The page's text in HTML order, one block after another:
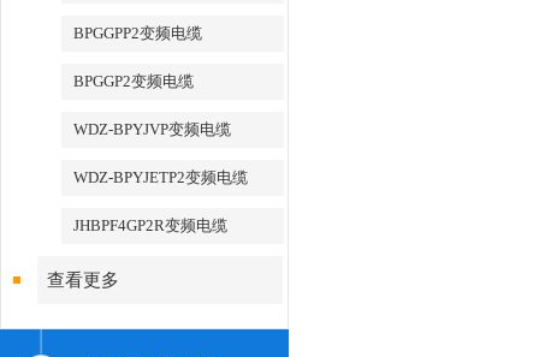
BPGGPP2变频电缆
BPGGP2变频电缆
WDZ-BPYJVP变频电缆
WDZ-BPYJETP2变频电缆
JHBPF4GP2R变频电缆
查看更多